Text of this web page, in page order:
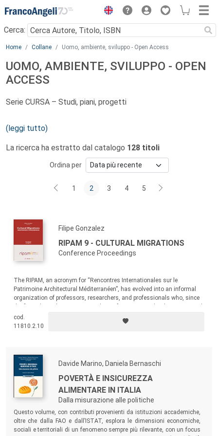
Menu
Cerca:
Main content
Home Collane Uomo, ambiente, sviluppo - Open Access
UOMO, AMBIENTE, SVILUPPO - OPEN
ACCESS
Serie CURSA – Studi, piani, progetti
Direzione: Umberto Simeoni
Coltorti, Corinne Corbau, Marco Marchetti, Davide Marino,
Alvaro Marucci, Giuseppe Scarascia Mugnozza, Alessandro
Ruggieri, Stefania Scippa
una impostazione integrata e una coerenza complessiva
delle proposte di governo, pianificazione e gestione delle
risorse ambientali. Di fatto, la gestione sostenibile delle
risorse ambientali implica la pianificazione di azioni che,
tenendo presente la necessaria interazione tra economia,
esigenze sociali e tutela dell’ambiente, consenta, in ogni
decisione, di adeguare le modalità di uso alla salvaguardia
della loro integrità ecologica e culturale, a differenti scale
spaziali. Ciò può tuttavia non essere sufficiente a garantirne
la tutela: le politiche di sviluppo prefigurano spesso
turistiche/commerciali, impianti industriali) da incidere
negativamente sulla qualità ambientale delle aree e dei
patrimoni naturali e culturali in esse presenti. Di qui,
l’esigenza di guidare, attraverso adeguate azioni di governo,
questi processi di trasformazione.
In questo quadro, nella prospettiva sopra delineata, la Serie
CURSA della Collana Uomo Ambiente e Sviluppo è dedicata
(leggi tutto)
La ricerca ha estratto dal catalogo 128 titoli
Ordina per
1 2 3 4 5
Filipe Gonzalez
RIPAM 9 - CULTURAL MIGRATIONS
Conference Proceedings
The RIPAM, an acronym for “Rencontres Internationales sur le
Patrimoine Architectural Méditerranéen”, has evolved into an informal
organization of professors, researchers, and professionals who, since
and continues to organize meetings in various Mediterranean countries.
cod.
11810.2.10
Davide Marino, Daniela Bernaschi
POVERTÀ E INSICUREZZA
ALIMENTARE IN ITALIA
Dalla misurazione alle politiche
Questo volume, con contributi provenienti da istituzioni accademiche,
oltre che dalla FAO e dall’ISTAT, esplora le dimensioni economiche,
sociali e territoriali di un fenomeno sempre più rilevante, con un focus